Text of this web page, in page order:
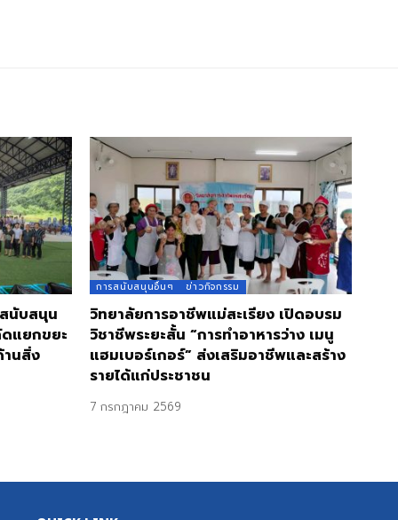
นับสนุน
แยกขยะ
านสิ่ง
การสนับสนุนอื่นๆ ข่าวกิจกรรม
วิทยาลัยการอาชีพแม่สะเรียง เปิดอบรม
วิชาชีพระยะสั้น “การทำอาหารว่าง เมนู
แฮมเบอร์เกอร์” ส่งเสริมอาชีพและสร้าง
รายได้แก่ประชาชน
7 กรกฎาคม 2569